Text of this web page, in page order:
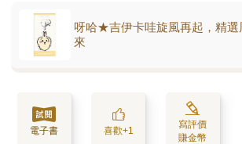
呀哈★吉伊卡哇旋風再起，精選
來
電子書 喜歡+1
寫評價
賺金幣